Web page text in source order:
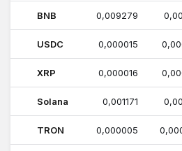
BNB 0,009279
USDC 0,000015
XRP 0,000016
Solana 0,001171
TRON 0,000005